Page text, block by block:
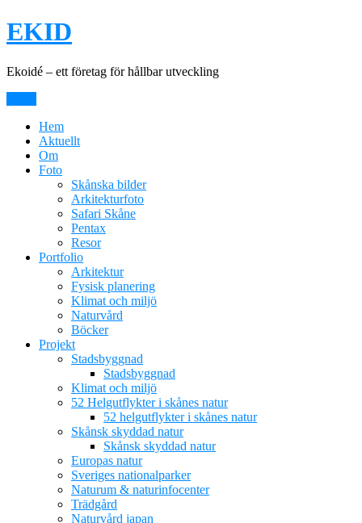
Hoppa
till
EKID
Ekoidé – ett företag för hållbar utveckling
Hem
Aktuellt
Om
Foto
Skånska bilder
Arkitekturfoto
Safari Skåne
Pentax
Resor
Portfolio
Arkitektur
Fysisk planering
Klimat och miljö
Naturvård
Böcker
Projekt
Stadsbyggnad
Stadsbyggnad
Klimat och miljö
52 Helgutflykter i skånes natur
52 helgutflykter i skånes natur
Skånsk skyddad natur
Skånsk skyddad natur
Europas natur
Sveriges nationalparker
Naturum & naturinfocenter
Trädgård
Naturvård japan